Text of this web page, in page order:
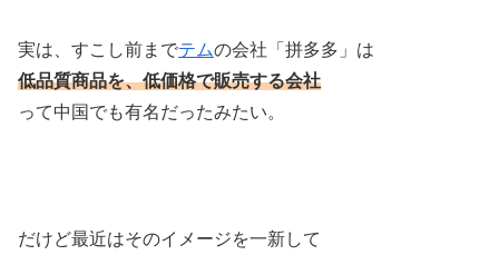
実は、すこし前までテムの会社「拼多多」は
低品質商品を、低価格で販売する会社
って中国でも有名だったみたい。
だけど最近はそのイメージを一新して